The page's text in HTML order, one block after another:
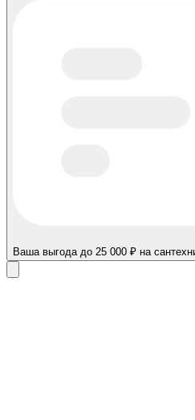
Ваша выгода до 25 000 ₽ на